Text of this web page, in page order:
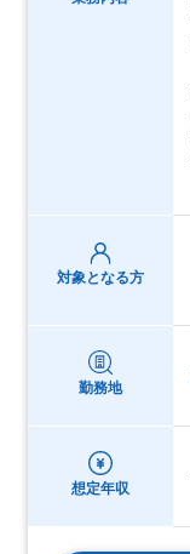
対象となる方
勤務地
想定年収